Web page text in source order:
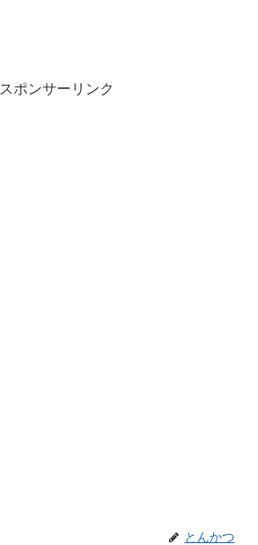
スポンサーリンク
とんかつ